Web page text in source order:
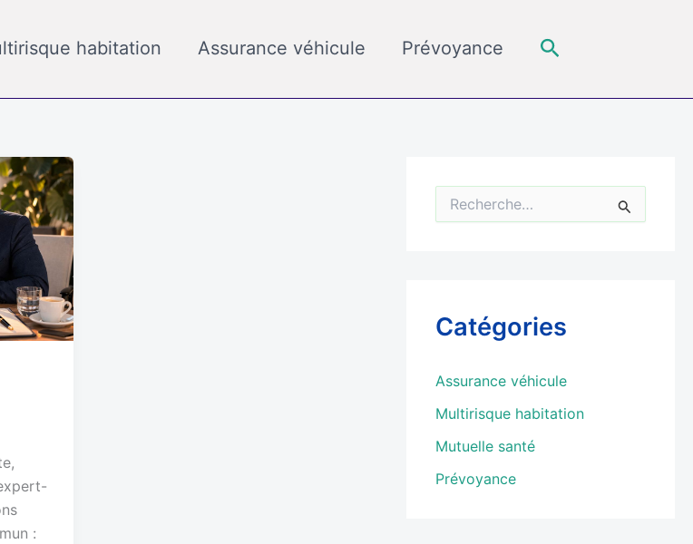
habitation Assurance véhicule Prévoyance Rechercher
:
e
h
Catégories
Assurance véhicule
Multirisque habitation
Mutuelle santé
Prévoyance